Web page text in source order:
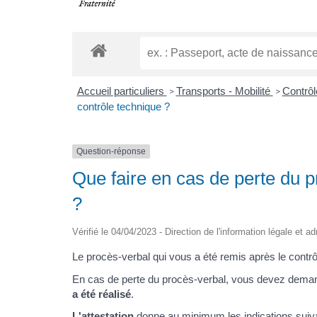
Accueil particuliers > Transports - Mobilité >
contrôle technique ?
Question-réponse
Que faire en cas de perte du
?
Vérifié le 04/04/2023 - Direction de l'information légale et
Le procès-verbal qui vous a été remis après le
En cas de perte du procès-verbal, vous devez
a été réalisé.